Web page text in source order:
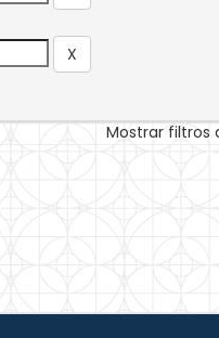
Mostrar filtros